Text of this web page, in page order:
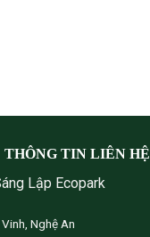
THÔNG TIN LIÊN HỆ
Lập Ecopark
Nghệ An